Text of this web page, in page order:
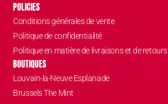
POLICIES
Conditions générales de vente
Politique de confidentialité
Politique en matière de livraisons et de retours
BOUTIQUES
Louvain-la-Neuve Esplanade
Brussels The Mint